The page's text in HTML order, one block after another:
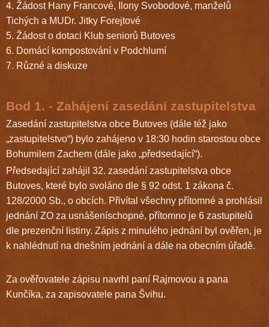
4. Žádost Hany Francové, Ilony Svobodové, manželů
Tichých a MUDr. Jitky Forejtové
5. Žádost o dotaci Klub seniorů Butoves
6. Domácí kompostování v Podchlumí
7. Různé a diskuze
Bod 1. - Zahájení zasedání zastupitelstva
Zasedání zastupitelstva obce Butoves (dále též jako
„zastupitelstvo“) bylo zahájeno v 18:30 hodin starostou obce
Bohumilem Zachem (dále jako „předsedající“).
Předsedající zahájil 32. zasedání zastupitelstva obce
Butoves, které bylo svoláno dle § 92 odst. 1 zákona č.
128/2000 Sb., o obcích. Přivítal všechny přítomné a prohlásil
jednání ZO za usnášeníschopné, přítomno je 6 zastupitelů
dle prezenční listiny. Zápis z minulého jednání byl ověřen, je
k nahlédnutí na dnešním jednání a dále na obecním úřadě.
Za ověřovatele zápisu navrhl paní Rajmovou a pana
Kunčíka, za zapisovatele pana Švihu.